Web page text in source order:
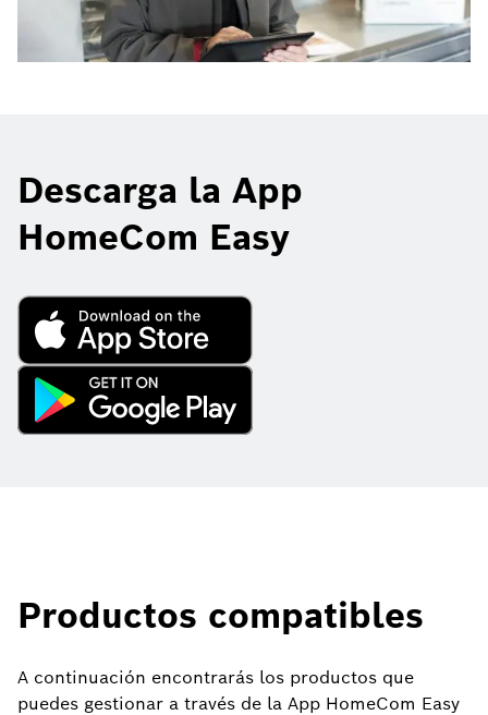
Descarga la App
HomeCom Easy
Productos compatibles
A continuación encontrarás los productos que
puedes gestionar a través de la App HomeCom Easy